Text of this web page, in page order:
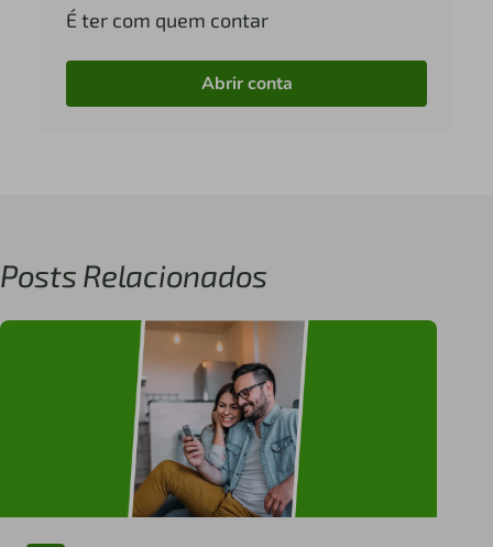
É ter com quem contar
Abrir conta
Posts Relacionados